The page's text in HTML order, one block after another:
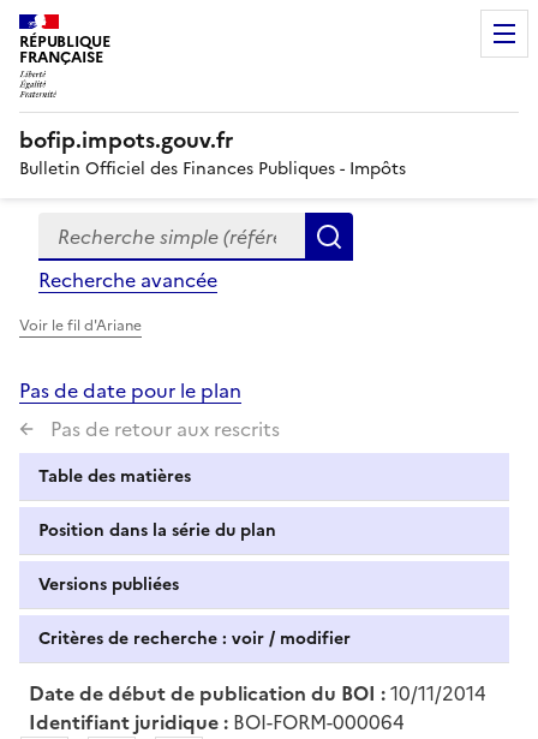
RÉPUBLIQUE
FRANÇAISE
bofip.impots.gouv.fr
Bulletin Officiel des Finances Publiques - Impôts
Formulaire
de
recherche
Recherche simple (références, mots clés, partie du
Recherche avancée
Voir le fil d'Ariane
Pas de date pour le plan
Pas de retour aux rescrits
Table des matières
Position dans la série du plan
Versions publiées
Critères de recherche : voir / modifier
Date de début de publication du BOI :10/11/2014
Identifiant juridique : BOI-FORM-000064